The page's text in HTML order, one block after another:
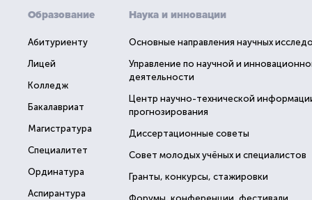
Образование
Абитуриенту
Лицей
Колледж
Бакалавриат
Магистратура
Специалитет
Ординатура
Аспирантура
Наука и инновации
Основные направления научных
Управление по научной и
деятельности
Центр научно-технической
прогнозирования
Диссертационные советы
Совет молодых учёных и специалистов
Гранты, конкурсы, стажировки